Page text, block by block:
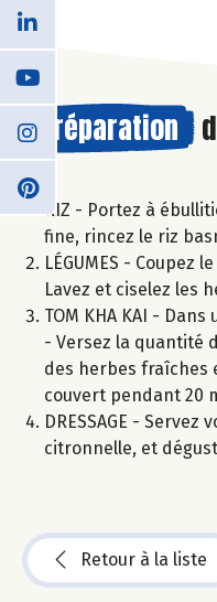
Préparation
RIZ - Portez à
fine, rincez le riz
LÉGUMES -
Lavez et ciselez les
TOM KHA KAI -
- Versez la quantité
des herbes fraîches
couvert pendant 20
DRESSAGE -
citronnelle, et
Retour à la liste